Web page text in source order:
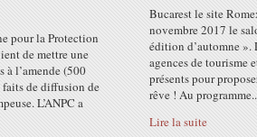
pour la Protection
de mettre une
à l’amende (500
de diffusion de
L’ANPC a
Bucarest le site
novembre 2017 le
édition d’automne ».
agences de tourisme
présents pour
rêve ! Au
Lire la suite